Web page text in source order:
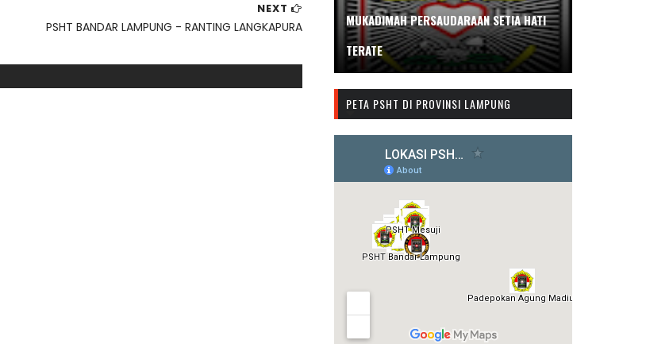
NEXT
PSHT BANDAR LAMPUNG - RANTING LANGKAPURA
MUKADIMAH PERSAUDARAAN SETIA HATI
TERATE
PETA PSHT DI PROVINSI LAMPUNG